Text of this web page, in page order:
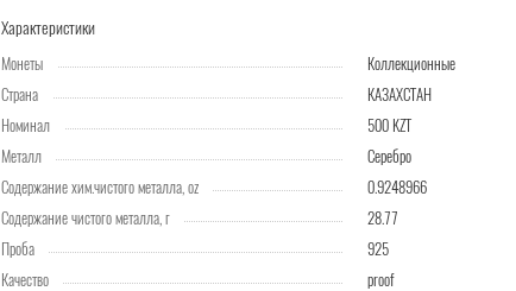
Характеристики
Монеты
Коллекционные
Страна
КАЗАХСТАН
Номинал
500 KZT
Металл
Серебро
Содержание хим.чистого металла, oz
0.9248966
Содержание чистого металла, г
28.77
Проба
925
Качество
proof